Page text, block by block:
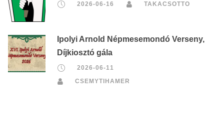
2026-06-16 TAKACSOTTO
Ipolyi Arnold Népmesemondó Verseny,
Díjkiosztó gála
2026-06-11
CSEMYTIHAMER